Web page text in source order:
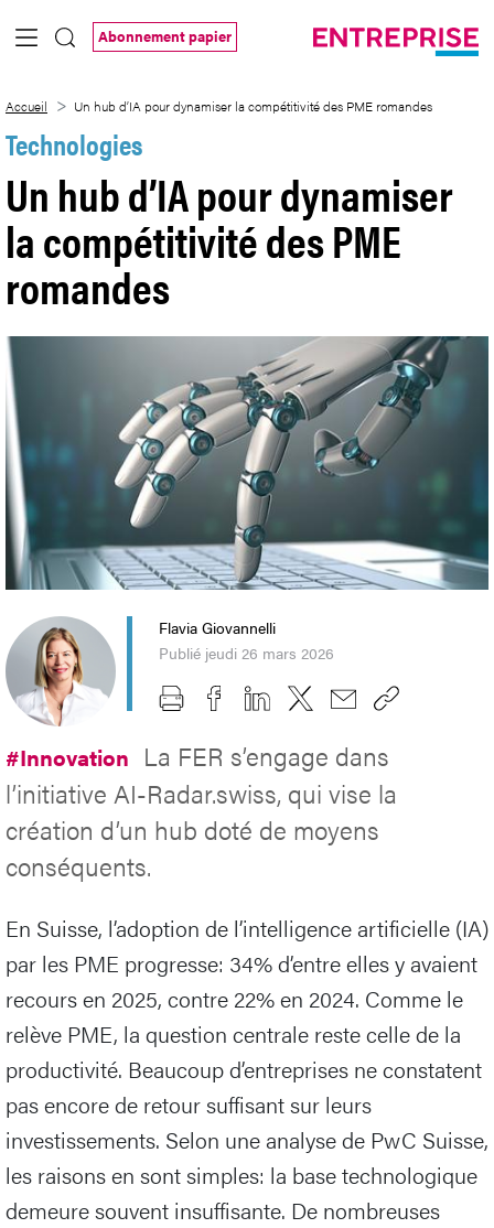
Saut au contenu principal
Abonnement papier
Accueil Un hub d’IA pour dynamiser la compétitivité des PME romandes
Technologies
Un hub d’IA pour dynamiser
la compétitivité des PME
romandes
Flavia Giovannelli
Publié jeudi 26 mars 2026
#Innovation La FER s’engage dans
l’initiative AI-Radar.swiss, qui vise la
création d’un hub doté de moyens
conséquents.
En Suisse, l’adoption de l’intelligence artificielle (IA)
par les PME progresse: 34% d’entre elles y avaient
recours en 2025, contre 22% en 2024. Comme le
relève PME, la question centrale reste celle de la
productivité. Beaucoup d’entreprises ne constatent
pas encore de retour suffisant sur leurs
investissements. Selon une analyse de PwC Suisse,
les raisons en sont simples: la base technologique
demeure souvent insuffisante. De nombreuses